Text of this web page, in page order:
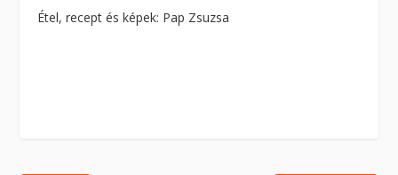
Étel, recept és képek: Pap Zsuzsa